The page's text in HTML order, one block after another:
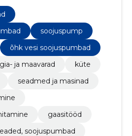
soojuspump
õhk vesi soojuspumbad
ja maavarad
küte
seadmed ja masinad
gaasitööd
soojuspumbad